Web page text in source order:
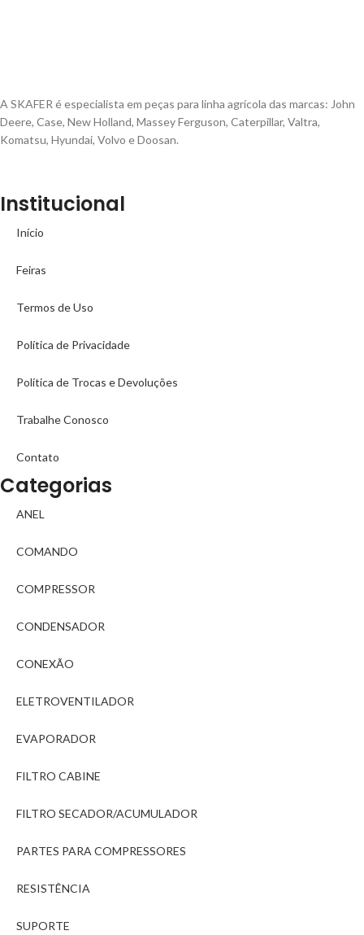
A SKAFER é especialista em peças para linha agrícola das marcas: John
Deere, Case, New Holland, Massey Ferguson, Caterpillar, Valtra,
Komatsu, Hyundai, Volvo e Doosan.
Institucional
Início
Feiras
Termos de Uso
Política de Privacidade
Política de Trocas e Devoluções
Trabalhe Conosco
Contato
Categorias
ANEL
COMANDO
COMPRESSOR
CONDENSADOR
CONEXÃO
ELETROVENTILADOR
EVAPORADOR
FILTRO CABINE
FILTRO SECADOR/ACUMULADOR
PARTES PARA COMPRESSORES
RESISTÊNCIA
SUPORTE